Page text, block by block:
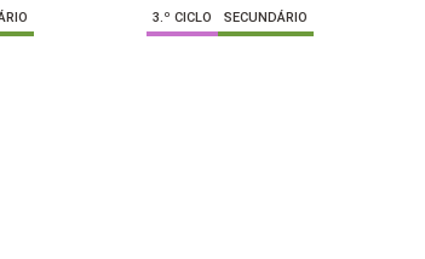
3.º CICLO SECUNDÁRIO